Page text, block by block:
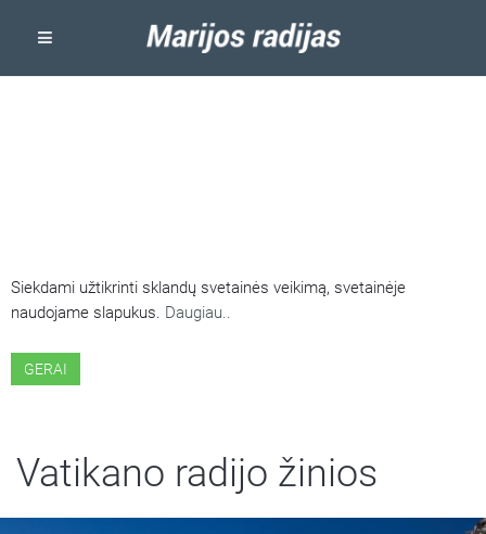
Siekdami užtikrinti sklandų svetainės veikimą, svetainėje
naudojame slapukus. Daugiau..
GERAI
Vatikano radijo žinios